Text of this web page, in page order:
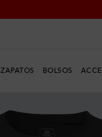
ZAPATOS BOLSOS